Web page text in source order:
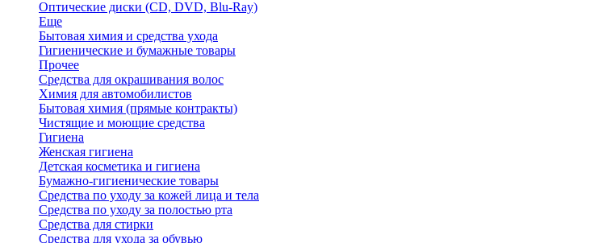
Оптические диски (CD, DVD, Blu-Ray)
Еще
Бытовая химия и средства ухода
Гигиенические и бумажные товары
Прочее
Средства для окрашивания волос
Химия для автомобилистов
Бытовая химия (прямые контракты)
Чистящие и моющие средства
Гигиена
Женская гигиена
Детская косметика и гигиена
Бумажно-гигиенические товары
Средства по уходу за кожей лица и тела
Средства по уходу за полостью рта
Средства для стирки
Средства для ухода за обувью